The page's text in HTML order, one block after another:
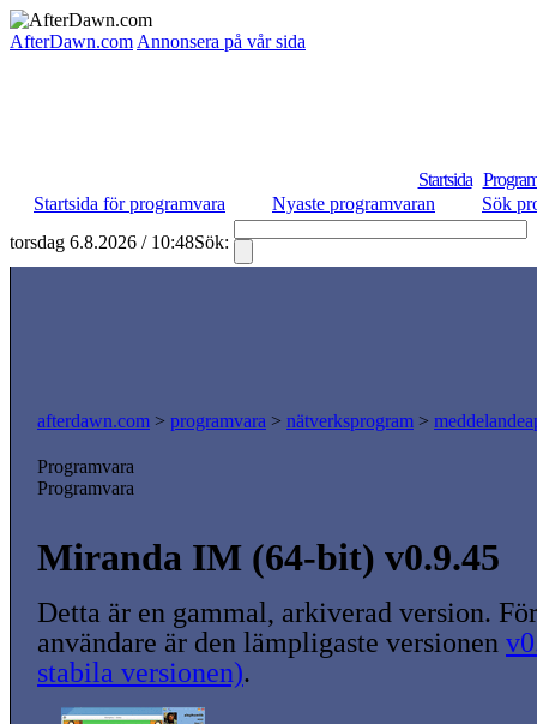
AfterDawn.com Annonsera på vår sida
Startsida
Startsida för programvara
Nyaste programvaran
Sök
torsdag 6.8.2026 / 10:48Sök:
afterdawn.com > programvara > nätverksprogram >
Programvara
Programvara
Miranda IM (64-bit) v0.9.45
Detta är en gammal, arkiverad version.
användare är den lämpligaste versionen
stabila versionen).